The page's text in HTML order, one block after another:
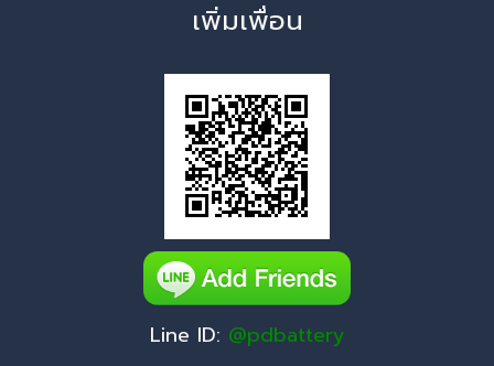
เพิ่มเพื่อน
Line ID: @pdbattery